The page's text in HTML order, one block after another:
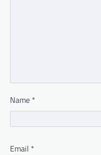
Name *
Email *